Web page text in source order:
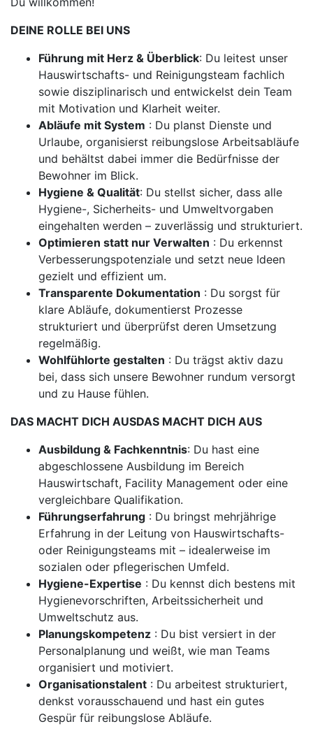
DEINE ROLLE BEI UNS
Führung mit Herz & Überblick: Du leitest unser
Hauswirtschafts- und Reinigungsteam fachlich
sowie disziplinarisch und entwickelst dein Team
mit Motivation und Klarheit weiter.
Abläufe mit System : Du planst Dienste und
Urlaube, organisierst reibungslose Arbeitsabläufe
und behältst dabei immer die Bedürfnisse der
Bewohner im Blick.
Hygiene & Qualität: Du stellst sicher, dass alle
Hygiene-, Sicherheits- und Umweltvorgaben
eingehalten werden – zuverlässig und strukturiert.
Optimieren statt nur Verwalten : Du erkennst
Verbesserungspotenziale und setzt neue Ideen
gezielt und effizient um.
Transparente Dokumentation : Du sorgst für
klare Abläufe, dokumentierst Prozesse
strukturiert und überprüfst deren Umsetzung
regelmäßig.
Wohlfühlorte gestalten : Du trägst aktiv dazu
bei, dass sich unsere Bewohner rundum versorgt
und zu Hause fühlen.
DAS MACHT DICH AUSDAS MACHT DICH AUS
Ausbildung & Fachkenntnis: Du hast eine
abgeschlossene Ausbildung im Bereich
Hauswirtschaft, Facility Management oder eine
vergleichbare Qualifikation.
Führungserfahrung : Du bringst mehrjährige
Erfahrung in der Leitung von Hauswirtschafts-
oder Reinigungsteams mit – idealerweise im
sozialen oder pflegerischen Umfeld.
Hygiene-Expertise : Du kennst dich bestens mit
Hygienevorschriften, Arbeitssicherheit und
Umweltschutz aus.
Planungskompetenz : Du bist versiert in der
Personalplanung und weißt, wie man Teams
organisiert und motiviert.
Organisationstalent : Du arbeitest strukturiert,
denkst vorausschauend und hast ein gutes
Gespür für reibungslose Abläufe.